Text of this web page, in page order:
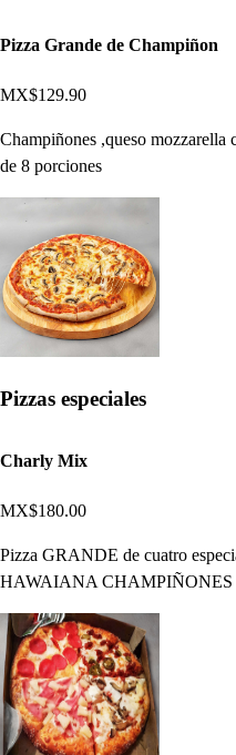
Pizza Grande de Champiñon
MX$129.90
Champiñones ,queso
de 8 porciones
Pizzas especiales
Charly Mix
MX$180.00
Pizza GRANDE de cuatro
HAWAIANA